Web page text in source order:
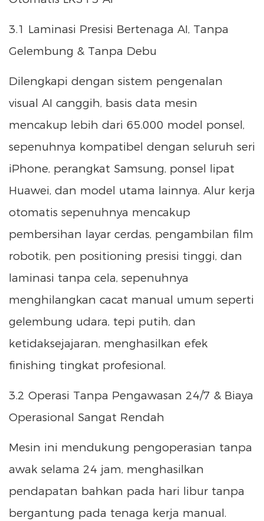
3.1 Laminasi Presisi Bertenaga AI, Tanpa
Gelembung & Tanpa Debu
Dilengkapi dengan sistem pengenalan
visual AI canggih, basis data mesin
mencakup lebih dari 65.000 model ponsel,
sepenuhnya kompatibel dengan seluruh seri
iPhone, perangkat Samsung, ponsel lipat
Huawei, dan model utama lainnya. Alur kerja
otomatis sepenuhnya mencakup
pembersihan layar cerdas, pengambilan film
robotik, pen positioning presisi tinggi, dan
laminasi tanpa cela, sepenuhnya
menghilangkan cacat manual umum seperti
gelembung udara, tepi putih, dan
ketidaksejajaran, menghasilkan efek
finishing tingkat profesional.
3.2 Operasi Tanpa Pengawasan 24/7 & Biaya
Operasional Sangat Rendah
Mesin ini mendukung pengoperasian tanpa
awak selama 24 jam, menghasilkan
pendapatan bahkan pada hari libur tanpa
bergantung pada tenaga kerja manual.